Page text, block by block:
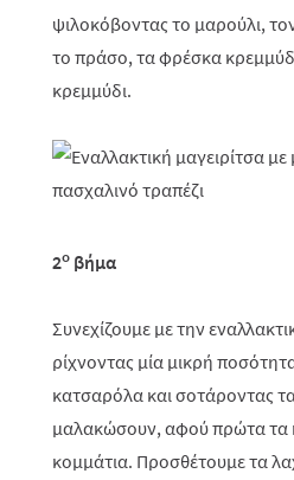
ψιλοκόβοντας το μαρούλι,
το πράσο, τα φρέσκα
κρεμμύδι.
2ο βήμα
Συνεχίζουμε με την
ρίχνοντας μία μικρή
κατσαρόλα και σοτάροντας
μαλακώσουν, αφού πρώτα τα
κομμάτια. Προσθέτουμε τα